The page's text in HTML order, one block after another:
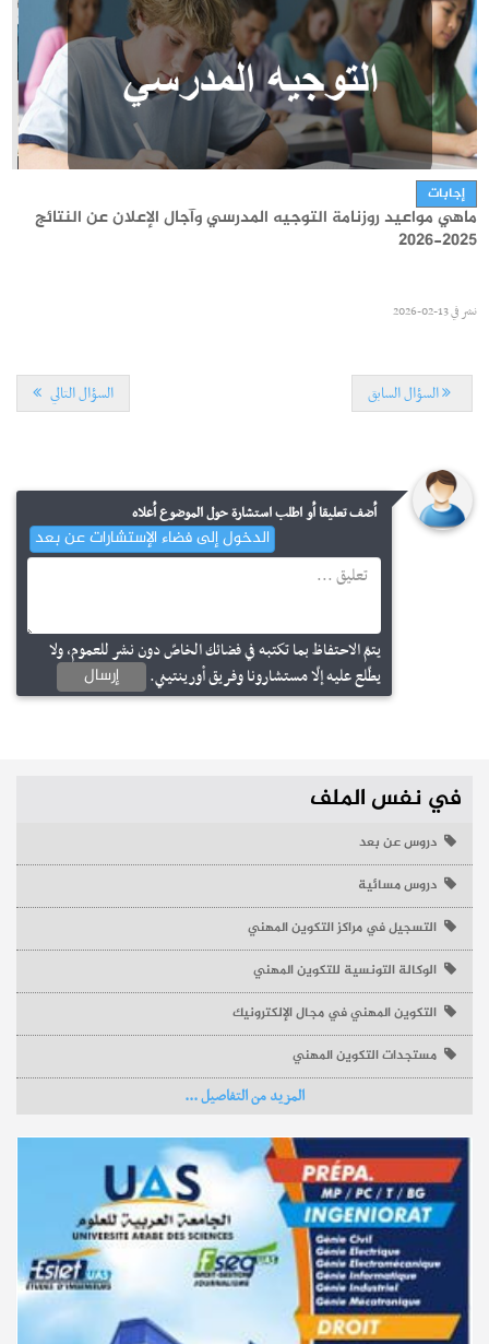
مستجدات
قائمة الكتب المدرسية المطلوبة لسنوات الرابعة ثانوي 2026-2027
نشر في17-07-2026
مستجدات
قائمة الكتب المدرسية والكراسات المطلوبة للسنة الثالثة من
التعليم الثانوي 2026-2027
مستجدات
قائمة الكتب المدرسية والكراسات المطلوبة بالثانية من التعليم
الثانوي 2026-2027
نشر في17-07-2026
مستجدات
إجابات
ماهي مواعيد روزنامة التوجيه المدرسي وآجال الإعلان عن النتائج
2025-2026
نشر في13-02-2026
روزنامة التوجيه المدرسي والموادّ الاختيارية في سنة 2025
إجابات
ماهي مواعيد روزنامة التوجيه المدرسي وآجال الإعلان عن النتائج
2024-2025؟
نشر في28-02-2025
السؤال السابق السؤال التالي
أضف تعليقا أو اطلب استشارة حول الموضوع أعلاه
الدخول إلى فضاء الإستشارات عن بعد
يتمّ الاحتفاظ بما تكتبه في فضائك الخاصّ دون نشر للعموم، ولا
يطّلع عليه إلّا مستشارونا وفريق أورينتيني.
إرسال
في نفس الملف
دروس عن بعد
دروس مسائية
التسجيل في مراكز التكوين المهني
الوكالة التونسية للتكوين المهني
التكوين المهني في مجال الإلكترونيك
مستجدات التكوين المهني
المزيد من التفاصيل ...